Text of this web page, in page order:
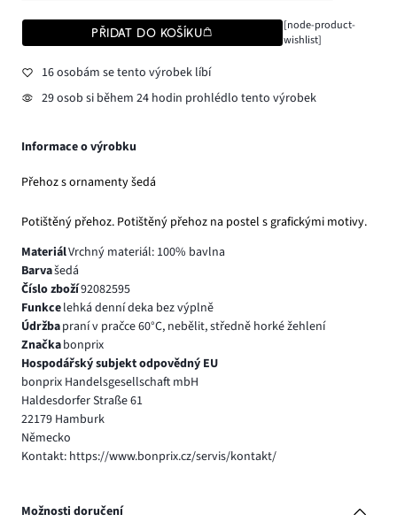
PŘIDAT DO KOŠÍKU
[node-product-
wishlist]
16 osobám se tento výrobek líbí
29 osob si během 24 hodin prohlédlo tento výrobek
Informace o výrobku
Přehoz s ornamenty šedá
Potištěný přehoz. Potištěný přehoz na postel s grafickými motivy.
MateriálVrchný materiál: 100% bavlna
Barvašedá
Číslo zboží92082595
Funkcelehká denní deka bez výplně
Údržbapraní v pračce 60°C, nebělit, středně horké žehlení
Značkabonprix
Hospodářský subjekt odpovědný EU
bonprix Handelsgesellschaft mbH
Haldesdorfer Straße 61
22179 Hamburk
Německo
Kontakt: https://www.bonprix.cz/servis/kontakt/
Možnosti doručení